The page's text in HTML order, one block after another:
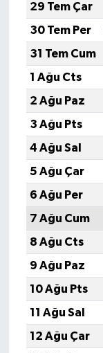
29 Tem Çar
30 Tem Per
31 Tem Cum
1 Ağu Cts
2 Ağu Paz
3 Ağu Pts
4 Ağu Sal
5 Ağu Çar
6 Ağu Per
7 Ağu Cum
8 Ağu Cts
9 Ağu Paz
10 Ağu Pts
11 Ağu Sal
12 Ağu Çar